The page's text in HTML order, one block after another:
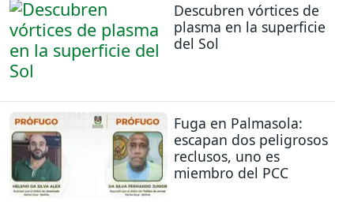
Descubren vórtices de
plasma en la superficie
del Sol
Fuga en Palmasola:
escapan dos peligrosos
reclusos, uno es
miembro del PCC